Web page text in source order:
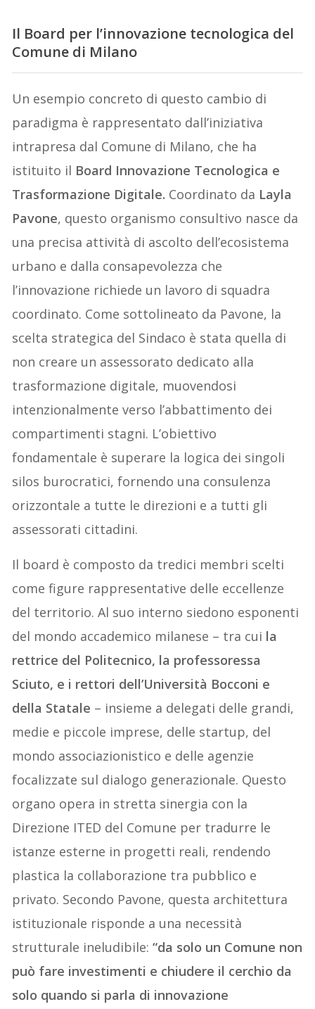
Il Board per l’innovazione tecnologica del
Comune di Milano
Un esempio concreto di questo cambio di
paradigma è rappresentato dall’iniziativa
intrapresa dal Comune di Milano, che ha
istituito il Board Innovazione Tecnologica e
Trasformazione Digitale. Coordinato da Layla
Pavone, questo organismo consultivo nasce da
una precisa attività di ascolto dell’ecosistema
urbano e dalla consapevolezza che
l’innovazione richiede un lavoro di squadra
coordinato. Come sottolineato da Pavone, la
scelta strategica del Sindaco è stata quella di
non creare un assessorato dedicato alla
trasformazione digitale, muovendosi
intenzionalmente verso l’abbattimento dei
compartimenti stagni. L’obiettivo
fondamentale è superare la logica dei singoli
silos burocratici, fornendo una consulenza
orizzontale a tutte le direzioni e a tutti gli
assessorati cittadini.
Il board è composto da tredici membri scelti
come figure rappresentative delle eccellenze
del territorio. Al suo interno siedono esponenti
del mondo accademico milanese – tra cui la
rettrice del Politecnico, la professoressa
Sciuto, e i rettori dell’Università Bocconi e
della Statale – insieme a delegati delle grandi,
medie e piccole imprese, delle startup, del
mondo associazionistico e delle agenzie
focalizzate sul dialogo generazionale. Questo
organo opera in stretta sinergia con la
Direzione ITED del Comune per tradurre le
istanze esterne in progetti reali, rendendo
plastica la collaborazione tra pubblico e
privato. Secondo Pavone, questa architettura
istituzionale risponde a una necessità
strutturale ineludibile:“da solo un Comune non
può fare investimenti e chiudere il cerchio da
solo quando si parla di innovazione